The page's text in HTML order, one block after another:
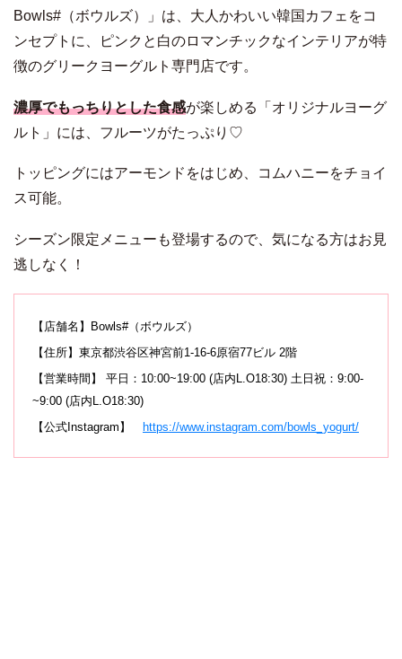
Bowls#（ボウルズ）」は、大人かわいい韓国カフェをコ
ンセプトに、ピンクと白のロマンチックなインテリアが特
徴のグリークヨーグルト専門店です。
濃厚でもっちりとした食感が楽しめる「オリジナルヨーグ
ルト」には、フルーツがたっぷり♡
トッピングにはアーモンドをはじめ、コムハニーをチョイ
ス可能。
シーズン限定メニューも登場するので、気になる方はお見
逃しなく！
【店舗名】Bowls#（ボウルズ）
【住所】東京都渋谷区神宮前1-16-6原宿77ビル 2階
【営業時間】 平日：10:00~19:00 (店内L.O18:30) 土日祝：9:00-
~9:00 (店内L.O18:30)
【公式Instagram】
https://www.instagram.com/bowls_yogurt/